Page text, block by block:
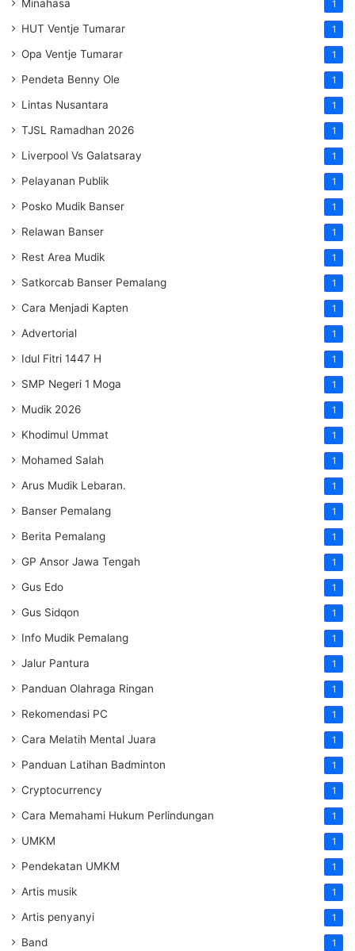
Minahasa 1
HUT Ventje Tumarar 1
Opa Ventje Tumarar 1
Pendeta Benny Ole 1
Lintas Nusantara 1
TJSL Ramadhan 2026 1
Liverpool Vs Galatsaray 1
Pelayanan Publik 1
Posko Mudik Banser 1
Relawan Banser 1
Rest Area Mudik 1
Satkorcab Banser Pemalang 1
Cara Menjadi Kapten 1
Advertorial 1
Idul Fitri 1447 H 1
SMP Negeri 1 Moga 1
Mudik 2026 1
Khodimul Ummat 1
Mohamed Salah 1
Arus Mudik Lebaran. 1
Banser Pemalang 1
Berita Pemalang 1
GP Ansor Jawa Tengah 1
Gus Edo 1
Gus Sidqon 1
Info Mudik Pemalang 1
Jalur Pantura 1
Panduan Olahraga Ringan 1
Rekomendasi PC 1
Cara Melatih Mental Juara 1
Panduan Latihan Badminton 1
Cryptocurrency 1
Cara Memahami Hukum Perlindungan 1
UMKM 1
Pendekatan UMKM 1
Artis musik 1
Artis penyanyi 1
Band 1